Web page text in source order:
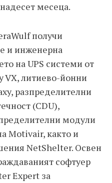
месеца.
получи
и инженерна
на UPS системи от
VX, литиево-йонни
разпределителни
(CDU),
модули
Motivair, както и
NetShelter. Освен
софтуер
Expert за